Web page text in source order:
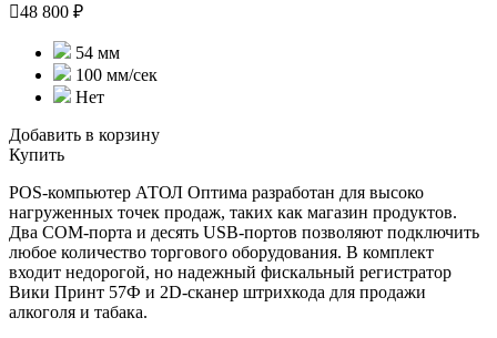
48 800 ₽
54 мм
100 мм/сек
Нет
Добавить в корзину
Купить
POS-компьютер АТОЛ Оптима разработан для высоко
нагруженных точек продаж, таких как магазин продуктов.
Два COM-порта и десять USB-портов позволяют подключить
любое количество торгового оборудования. В комплект
входит недорогой, но надежный фискальный регистратор
Вики Принт 57Ф и 2D-сканер штрихкода для продажи
алкоголя и табака.